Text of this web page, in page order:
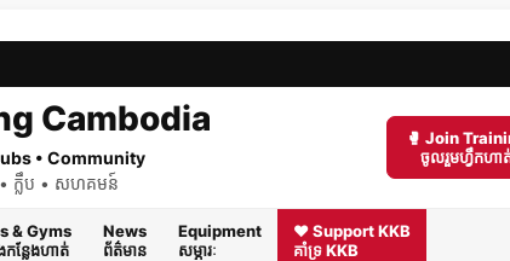
Cambodia
• Community
• ក្លឹប • សហគមន៍
🥊 Join
ចូលរួមហ្វឹកហា
& Gyms
កន្លែងហាត់
News
ព័ត៌មាន
Equipment
សម្ភារៈ
❤️ Support KKB
គាំទ្រ KKB